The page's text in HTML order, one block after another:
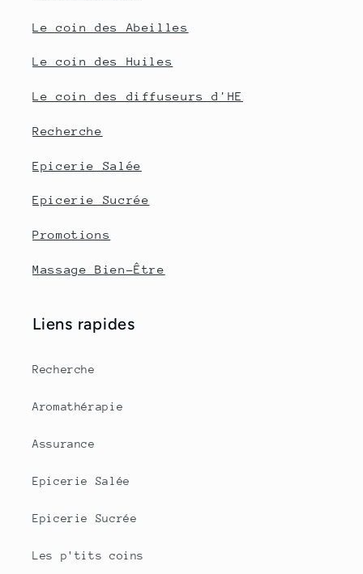
Le coin des Abeilles
Le coin des Huiles
Le coin des diffuseurs d'HE
Recherche
Epicerie Salée
Epicerie Sucrée
Promotions
Massage Bien-Être
Liens rapides
Recherche
Aromathérapie
Assurance
Epicerie Salée
Epicerie Sucrée
Les p'tits coins